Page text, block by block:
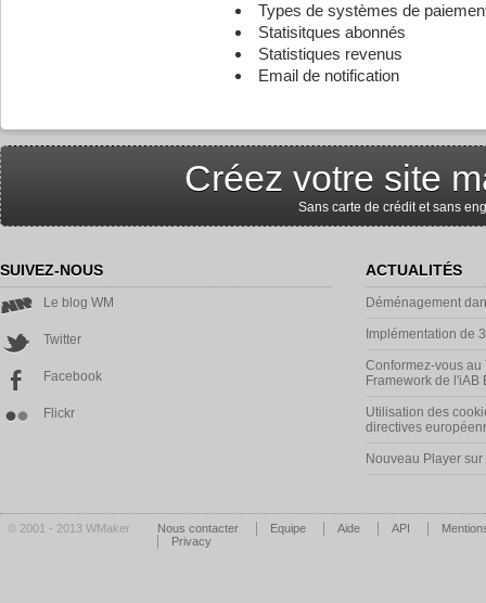
Types de systèmes de
Statisitques abonnés
Statistiques revenus
Email de notification
Créez votre site
Sans carte de crédit et sans
SUIVEZ-NOUS
Le blog WM
Twitter
Facebook
Flickr
ACTUALITÉS
Déménagement
Implémentation de
Conformez-vous
Framework de l'iAB
Utilisation des
directives
Nouveau Player sur
© 2001 - 2013 WMaker Nous contacter Equipe Aide API
Privacy